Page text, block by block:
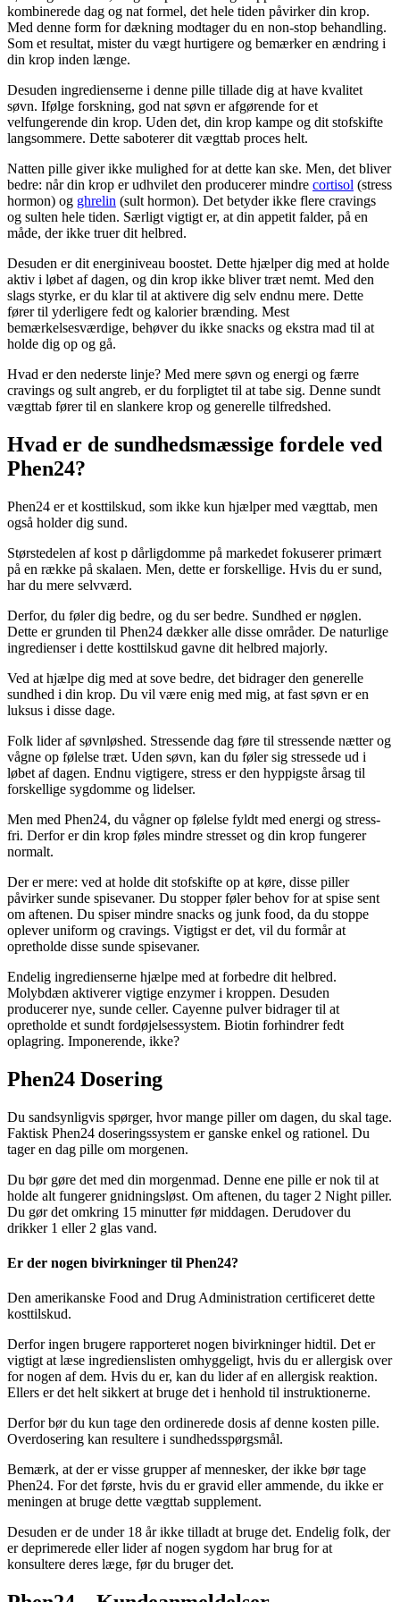
kombinerede dag og nat formel, det hele tiden påvirker din krop.
Med denne form for dækning modtager du en non-stop behandling.
Som et resultat, mister du vægt hurtigere og bemærker en ændring i
din krop inden længe.
Desuden ingredienserne i denne pille tillade dig at have kvalitet
søvn. Ifølge forskning, god nat søvn er afgørende for et
velfungerende din krop. Uden det, din krop kampe og dit stofskifte
langsommere. Dette saboterer dit vægttab proces helt.
Natten pille giver ikke mulighed for at dette kan ske. Men, det bliver
bedre: når din krop er udhvilet den producerer mindre cortisol (stress
hormon) og ghrelin (sult hormon). Det betyder ikke flere cravings
og sulten hele tiden. Særligt vigtigt er, at din appetit falder, på en
måde, der ikke truer dit helbred.
Desuden er dit energiniveau boostet. Dette hjælper dig med at holde
aktiv i løbet af dagen, og din krop ikke bliver træt nemt. Med den
slags styrke, er du klar til at aktivere dig selv endnu mere. Dette
fører til yderligere fedt og kalorier brænding. Mest
bemærkelsesværdige, behøver du ikke snacks og ekstra mad til at
holde dig op og gå.
Hvad er den nederste linje? Med mere søvn og energi og færre
cravings og sult angreb, er du forpligtet til at tabe sig. Denne sundt
vægttab fører til en slankere krop og generelle tilfredshed.
Hvad er de sundhedsmæssige fordele ved
Phen24?
Phen24 er et kosttilskud, som ikke kun hjælper med vægttab, men
også holder dig sund.
Størstedelen af ​​kost p dårligdomme på markedet fokuserer primært
på en række på skalaen. Men, dette er forskellige. Hvis du er sund,
har du mere selvværd.
Derfor, du føler dig bedre, og du ser bedre. Sundhed er nøglen.
Dette er grunden til Phen24 dækker alle disse områder. De naturlige
ingredienser i dette kosttilskud gavne dit helbred majorly.
Ved at hjælpe dig med at sove bedre, det bidrager den generelle
sundhed i din krop. Du vil være enig med mig, at fast søvn er en
luksus i disse dage.
Folk lider af søvnløshed. Stressende dag føre til stressende nætter og
vågne op følelse træt. Uden søvn, kan du føler sig stressede ud i
løbet af dagen. Endnu vigtigere, stress er den hyppigste årsag til
forskellige sygdomme og lidelser.
Men med Phen24, du vågner op følelse fyldt med energi og stress-
fri. Derfor er din krop føles mindre stresset og din krop fungerer
normalt.
Der er mere: ved at holde dit stofskifte op at køre, disse piller
påvirker sunde spisevaner. Du stopper føler behov for at spise sent
om aftenen. Du spiser mindre snacks og junk food, da du stoppe
oplever uniform og cravings. Vigtigst er det, vil du formår at
opretholde disse sunde spisevaner.
Endelig ingredienserne hjælpe med at forbedre dit helbred.
Molybdæn aktiverer vigtige enzymer i kroppen. Desuden
producerer nye, sunde celler. Cayenne pulver bidrager til at
opretholde et sundt fordøjelsessystem. Biotin forhindrer fedt
oplagring. Imponerende, ikke?
Phen24 Dosering
Du sandsynligvis spørger, hvor mange piller om dagen, du skal tage.
Faktisk Phen24 doseringssystem er ganske enkel og rationel. Du
tager en dag pille om morgenen.
Du bør gøre det med din morgenmad. Denne ene pille er nok til at
holde alt fungerer gnidningsløst. Om aftenen, du tager 2 Night piller.
Du gør det omkring 15 minutter før middagen. Derudover du
drikker 1 eller 2 glas vand.
Er der nogen bivirkninger til Phen24?
Den amerikanske Food and Drug Administration certificeret dette
kosttilskud.
Derfor ingen brugere rapporteret nogen bivirkninger hidtil. Det er
vigtigt at læse ingredienslisten omhyggeligt, hvis du er allergisk over
for nogen af ​​dem. Hvis du er, kan du lider af en allergisk reaktion.
Ellers er det helt sikkert at bruge det i henhold til instruktionerne.
Derfor bør du kun tage den ordinerede dosis af denne kosten pille.
Overdosering kan resultere i sundhedsspørgsmål.
Bemærk, at der er visse grupper af mennesker, der ikke bør tage
Phen24. For det første, hvis du er gravid eller ammende, du ikke er
meningen at bruge dette vægttab supplement.
Desuden er de under 18 år ikke tilladt at bruge det. Endelig folk, der
er deprimerede eller lider af nogen sygdom har brug for at
konsultere deres læge, før du bruger det.